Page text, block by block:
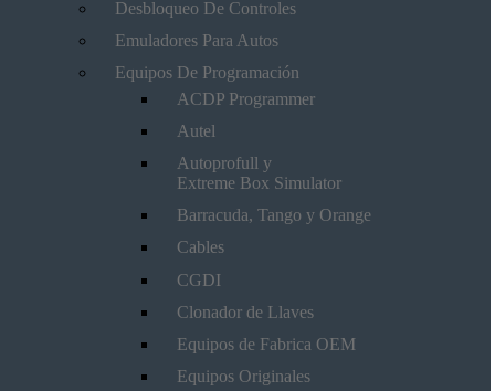
Desbloqueo De Controles
Emuladores Para Autos
Equipos De Programación
ACDP Programmer
Autel
Autoprofull y
Extreme Box Simulator
Barracuda, Tango y Orange
Cables
CGDI
Clonador de Llaves
Equipos de Fabrica OEM
Equipos Originales